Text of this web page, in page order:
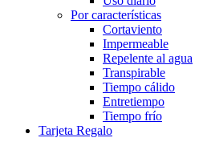
Por características
Cortaviento
Impermeable
Repelente al agua
Transpirable
Tiempo cálido
Entretiempo
Tiempo frío
Tarjeta Regalo